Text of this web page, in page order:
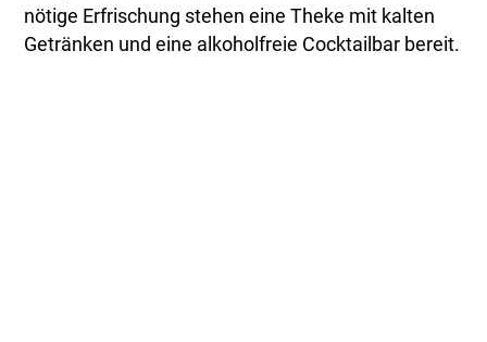
nötige Erfrischung stehen eine Theke mit kalten
Getränken und eine alkoholfreie Cocktailbar bereit.